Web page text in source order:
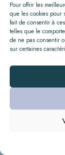
Pour offrir les
que les cookies pour
fait de consentir à
telles que le
de ne pas consentir
sur certaines